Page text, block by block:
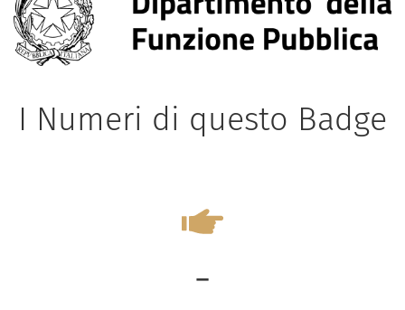
I Numeri di questo Badge
-